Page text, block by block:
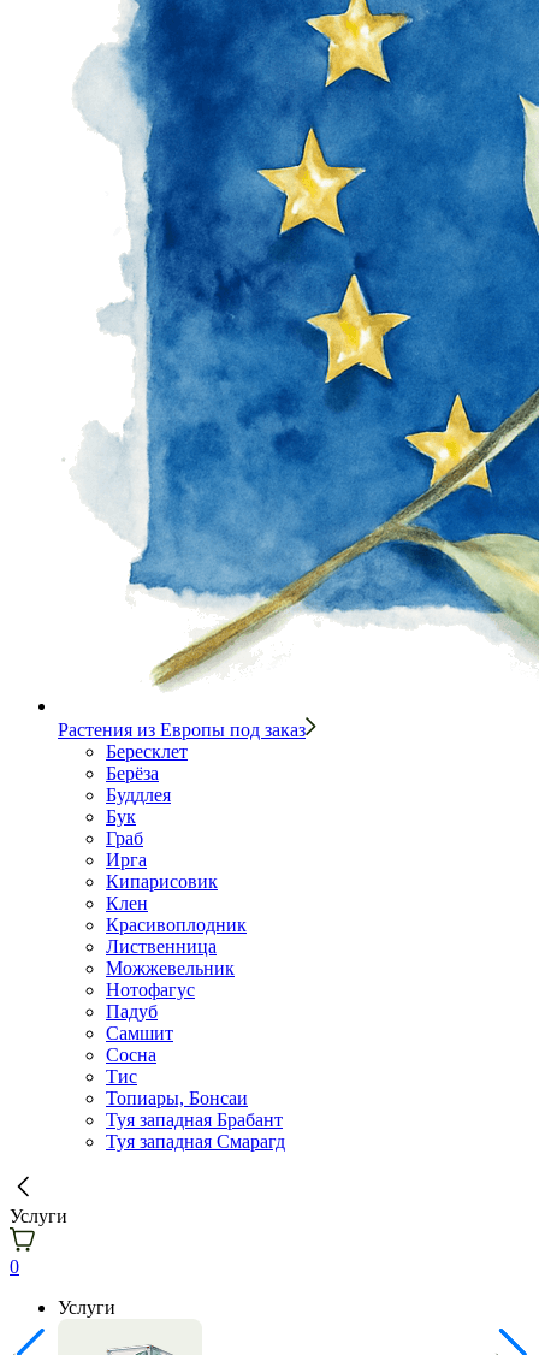
Растения из Европы под заказ
Бересклет
Берёза
Буддлея
Бук
Граб
Ирга
Кипарисовик
Клен
Красивоплодник
Лиственница
Можжевельник
Нотофагус
Падуб
Самшит
Сосна
Тис
Топиары, Бонсаи
Туя западная Брабант
Туя западная Смарагд
Услуги
0
Услуги